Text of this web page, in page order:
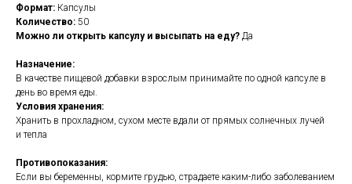
Формат: Капсулы
Количество: 50
Можно ли открыть капсулу и высыпать на еду? Да
Назначение:
В качестве пищевой добавки взрослым принимайте по одной капсуле в
день во время еды.
Условия хранения:
Хранить в прохладном, сухом месте вдали от прямых солнечных лучей
и тепла
Противопоказания:
Если вы беременны, кормите грудью, страдаете каким-либо заболеванием